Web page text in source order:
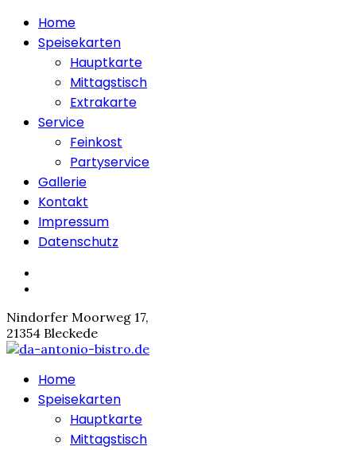
Home
Speisekarten
Hauptkarte
Mittagstisch
Extrakarte
Service
Feinkost
Partyservice
Gallerie
Kontakt
Impressum
Datenschutz
Nindorfer Moorweg 17,
21354 Bleckede
Home
Speisekarten
Hauptkarte
Mittagstisch